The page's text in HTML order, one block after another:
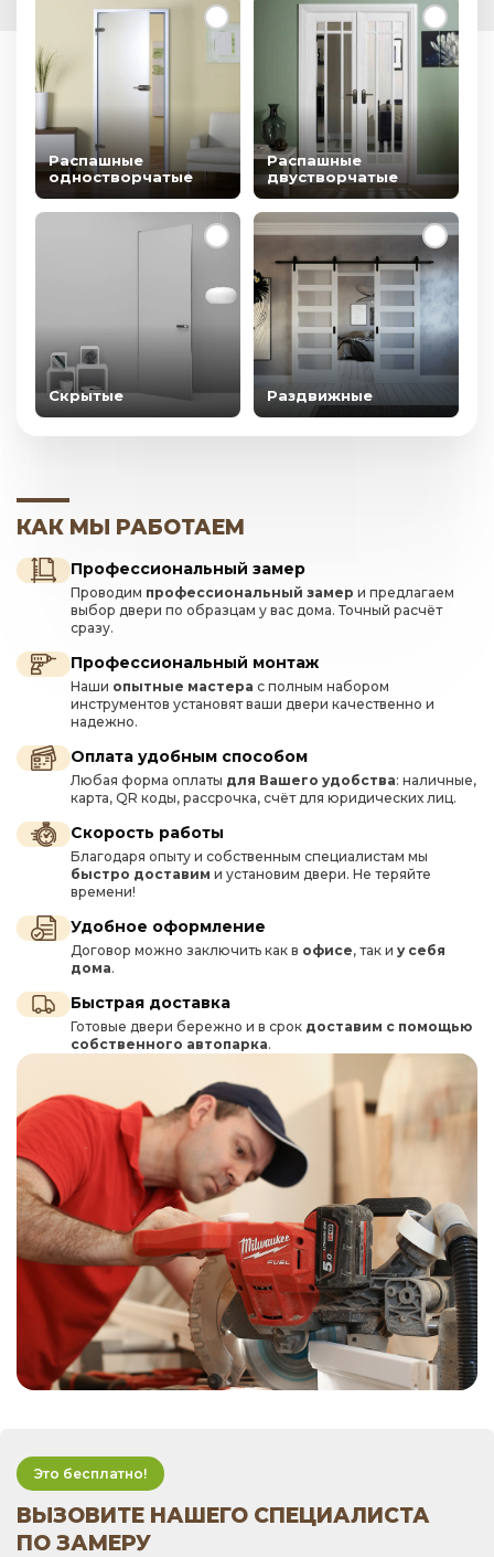
Распашные
одностворчатые
Распашные
двустворчатые
Скрытые Раздвижные
КАК МЫ РАБОТАЕМ
Профессиональный замер
Проводим профессиональный замер и предлагаем
выбор двери по образцам у вас дома. Точный расчёт
сразу.
Профессиональный монтаж
Наши опытные мастера с полным набором
инструментов установят ваши двери качественно и
надежно.
Оплата удобным способом
Любая форма оплаты для Вашего удобства: наличные,
карта, QR коды, рассрочка, счёт для юридических лиц.
Скорость работы
Благодаря опыту и собственным специалистам мы
быстро доставим и установим двери. Не теряйте
времени!
Удобное оформление
Договор можно заключить как в офисе, так и у себя
дома.
Быстрая доставка
Готовые двери бережно и в срок доставим с помощью
собственного автопарка.
Это бесплатно!
ВЫЗОВИТЕ НАШЕГО СПЕЦИАЛИСТА
ПО ЗАМЕРУ